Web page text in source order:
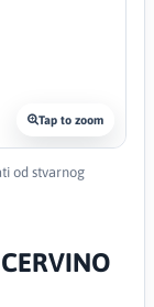
Tap to zoom
od stvarnog